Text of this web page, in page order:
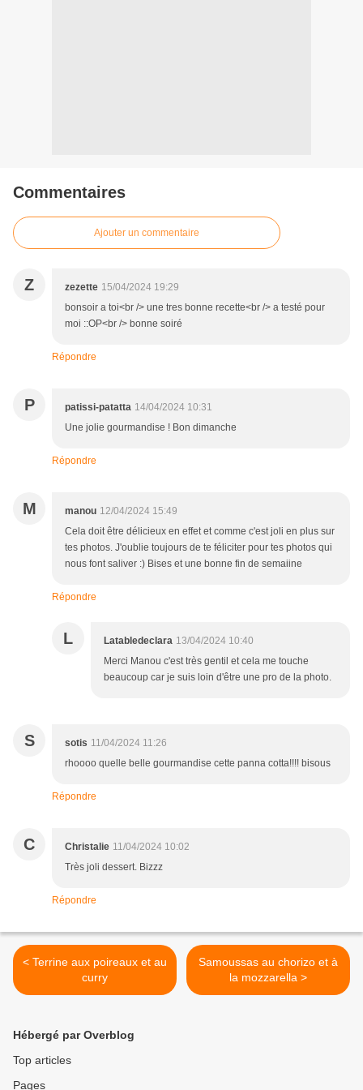
Commentaires
Ajouter un commentaire
Z zezette 15/04/2024 19:29
bonsoir a toi<br /> une tres bonne recette<br /> a testé pour
moi ::OP<br /> bonne soiré
Répondre
P patissi-patatta 14/04/2024 10:31
Une jolie gourmandise ! Bon dimanche
Répondre
M manou 12/04/2024 15:49
Cela doit être délicieux en effet et comme c'est joli en plus sur
tes photos. J'oublie toujours de te féliciter pour tes photos qui
nous font saliver :) Bises et une bonne fin de semaiine
Répondre
L Latabledeclara 13/04/2024 10:40
Merci Manou c'est très gentil et cela me touche
beaucoup car je suis loin d'être une pro de la photo.
S sotis 11/04/2024 11:26
rhoooo quelle belle gourmandise cette panna cotta!!!! bisous
Répondre
C Christalie 11/04/2024 10:02
Très joli dessert. Bizzz
Répondre
< Terrine aux poireaux et au
curry
Samoussas au chorizo et à
la mozzarella >
Hébergé par Overblog
Top articles
Pages